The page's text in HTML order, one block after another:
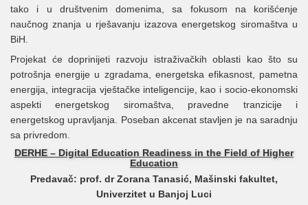
tako i u društvenim domenima, sa fokusom na korišćenje
naučnog znanja u rješavanju izazova energetskog siromaštva u
BiH.
Projekat će doprinijeti razvoju istraživačkih oblasti kao što su
potrošnja energije u zgradama, energetska efikasnost, pametna
energija, integracija vještačke inteligencije, kao i socio-ekonomski
aspekti energetskog siromaštva, pravedne tranzicije i
energetskog upravljanja. Poseban akcenat stavljen je na saradnju
sa privredom.
DERHE – Digital Education Readiness in the Field of Higher
Education
Predavač: prof. dr Zorana Tanasić, Mašinski fakultet,
Univerzitet u Banjoj Luci